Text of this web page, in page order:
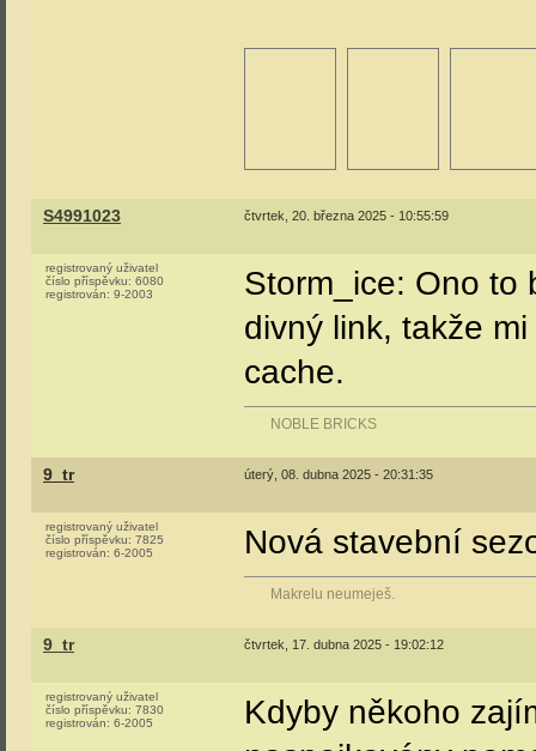
S4991023 čtvrtek, 20. března 2025 - 10:55:59
registrovaný uživatel
číslo příspěvku: 6080
registrován: 9-2003
Storm_ice: Ono to
divný link, takže
cache.
NOBLE BRICKS
9_tr úterý, 08. dubna 2025 - 20:31:35
registrovaný uživatel
číslo příspěvku: 7825
registrován: 6-2005 Nová stavební
Makrelu neumeješ.
9_tr čtvrtek, 17. dubna 2025 - 19:02:12
registrovaný uživatel
číslo příspěvku: 7830
registrován: 6-2005
Kdyby někoho